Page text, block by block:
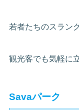
若者たちのスラン
観光客でも気軽に
Savaパーク